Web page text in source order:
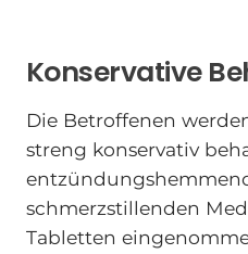
Konservative
Die Betroffenen
streng konservativ
schmerzstillenden
Tabletten